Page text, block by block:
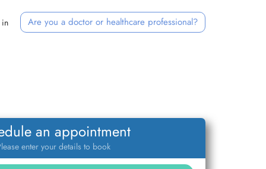
in Are you a doctor or healthcare professional?
an appointment
enter your details to book